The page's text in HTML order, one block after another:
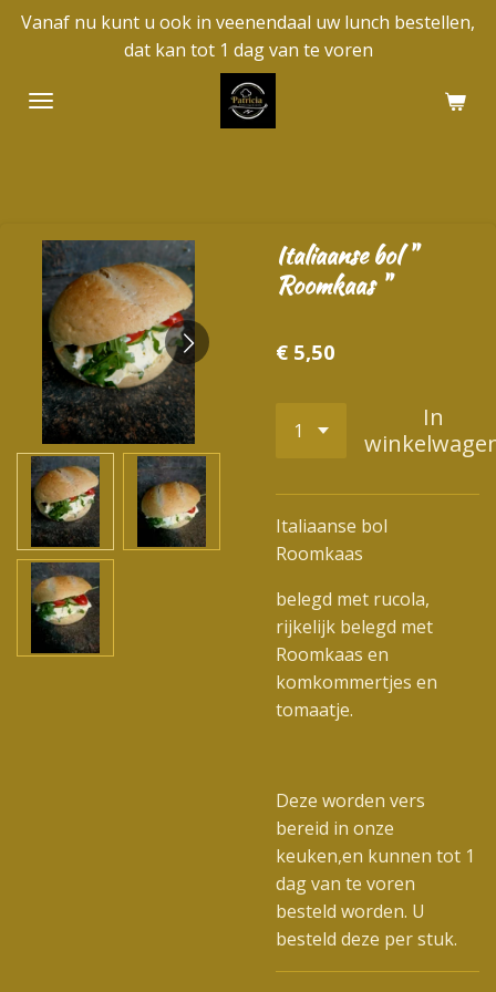
Ga
de
Vanaf nu kunt u ook in veenendaal uw lunch bestellen,
dat kan tot 1 dag van te voren
Italiaanse bol "
Roomkaas "
€ 5,50
In
Italiaanse bol
Roomkaas
belegd met rucola,
rijkelijk belegd met
Roomkaas en
komkommertjes en
tomaatje.
Deze worden vers
bereid in onze
keuken,en kunnen tot 1
dag van te voren
besteld worden. U
besteld deze per stuk.